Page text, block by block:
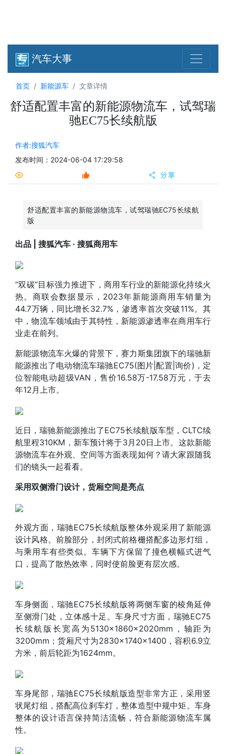
汽车大事
首页 新能源车 文章详情
舒适配置丰富的新能源物流车，试驾瑞
驰EC75长续航版
作者:搜狐汽车
发布时间：2024-06-04 17:29:58
舒适配置丰富的新能源物流车，试驾瑞驰EC75长续航
版
出品 | 搜狐汽车 · 搜狐商用车
“双碳”目标强力推进下，商用车行业的新能源化持续火
热。商联会数据显示，2023年新能源商用车销量为
44.7万辆，同比增长32.7%，渗透率首次突破11%。其
中，物流车领域由于其特性，新能源渗透率在商用车行
业走在前列。
新能源物流车火爆的背景下，赛力斯集团旗下的瑞驰新
能源推出了电动物流车瑞驰EC75(图片 |配置 询价)，定
位智能电动超级VAN，售价16.58万-17.58万元，于去
年12月上市。
近日，瑞驰新能源推出了EC75长续航版车型，CLTC续
航里程310KM，新车预计将于3月20日上市。这款新能
源物流车在外观、空间等方面表现如何？请大家跟随我
们的镜头一起看看。
采用双侧滑门设计，货厢空间是亮点
外观方面，瑞驰EC75长续航版整体外观采用了新能源
设计风格。前脸部分，封闭式前格栅搭配多边形灯组，
与乘用车有些类似。车辆下方保留了撞色横幅式进气
口，提高了散热效率，同时使前脸更有层次感。
车身侧面，瑞驰EC75长续航版将两侧车窗的棱角延伸
至侧滑门处，立体感十足。车身尺寸方面，瑞驰EC75
长续航版长宽高为5130×1860×2020mm，轴距为
3200mm；货厢尺寸为2830×1740×1400，容积6.9立
方米，前后轮距为1624mm。
车身尾部，瑞驰EC75长续航版造型非常方正，采用竖
状尾灯组，搭配高位刹车灯，整体造型中规中矩。车身
整体的设计语言保持简洁流畅，符合新能源物流车属
性。